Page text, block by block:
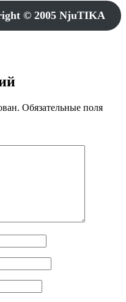
© 2005 NjuTIKA
Обязательные поля